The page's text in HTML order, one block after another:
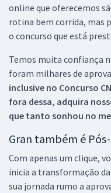
online que oferecemos
rotina bem corrida, mas
o concurso que está
Temos muita confiança
foram milhares de
inclusive no Concurso
fora dessa, adquira
que tanto sonhou no
Gran também é
Com apenas um clique,
inicia a transformação
sua jornada rumo a